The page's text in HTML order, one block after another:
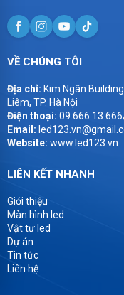
VỀ CHÚNG TÔI
Địa chỉ: Kim Ngân
Liêm, TP. Hà Nội
Điện thoại:
Email:
Website: www.led123.vn
LIÊN KẾT NHANH
Giới thiệu
Màn hình led
Vật tư led
Dự án
Tin tức
Liên hệ